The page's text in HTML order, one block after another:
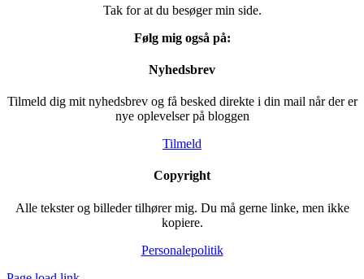
Tak for at du besøger min side.
Følg mig også på:
Nyhedsbrev
Tilmeld dig mit nyhedsbrev og få besked direkte i din mail når der er
nye oplevelser på bloggen
Tilmeld
Copyright
Alle tekster og billeder tilhører mig. Du må gerne linke, men ikke
kopiere.
Personalepolitik